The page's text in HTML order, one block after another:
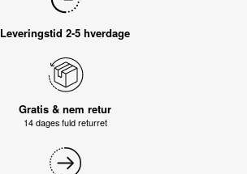
Leveringstid 2-5 hverdage
Gratis & nem retur
14 dages fuld returret